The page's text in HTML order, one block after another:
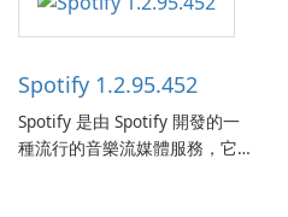
Spotify 1.2.95.452
Spotify 是由 Spotify 開發的一
種流行的音樂流媒體服務，它